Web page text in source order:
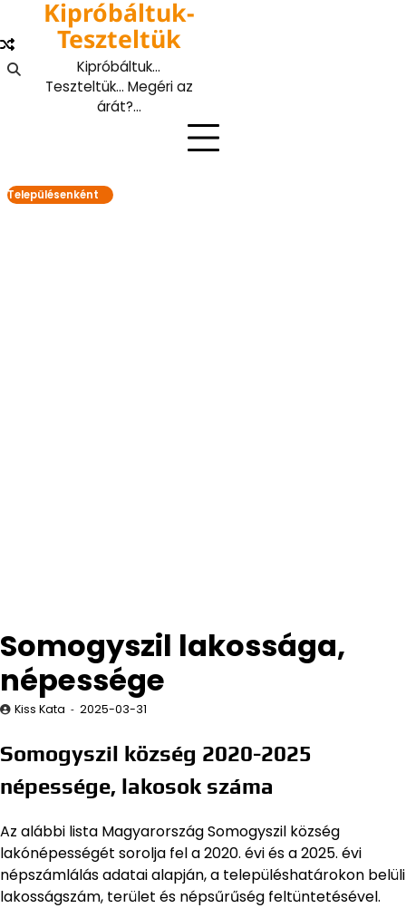
content
Kipróbáltuk-
Teszteltük
Kipróbáltuk…
Teszteltük… Megéri az
árát?…
Településenként
Somogyszil lakossága,
népessége
Kiss Kata 2025-03-31
Somogyszil község 2020-2025
népessége, lakosok száma
Az alábbi lista Magyarország Somogyszil község
lakónépességét sorolja fel a 2020. évi és a 2025. évi
népszámlálás adatai alapján,a településhatárokon belüli
lakosságszám, terület és népsűrűség feltüntetésével.